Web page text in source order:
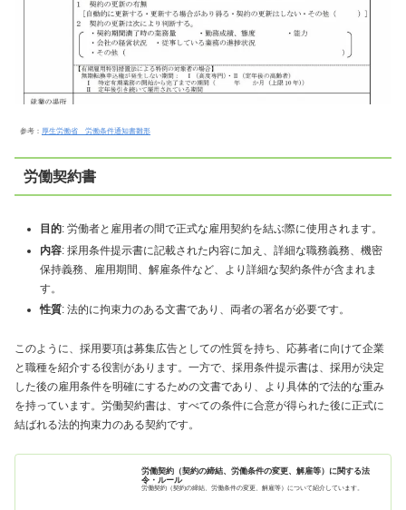
参考： 厚生労働省 労働条件通知書雛形
労働契約書
目的: 労働者と雇用者の間で正式な雇用契約を結ぶ際に使用されます。
内容: 採用条件提示書に記載された内容に加え、詳細な職務義務、機密
保持義務、雇用期間、解雇条件など、より詳細な契約条件が含まれま
す。
性質: 法的に拘束力のある文書であり、両者の署名が必要です。
このように、採用要項は募集広告としての性質を持ち、応募者に向けて企業
と職種を紹介する役割があります。一方で、採用条件提示書は、採用が決定
した後の雇用条件を明確にするための文書であり、より具体的で法的な重み
を持っています。労働契約書は、すべての条件に合意が得られた後に正式に
結ばれる法的拘束力のある契約です。
労働契約（契約の締結、労働条件の変更、解雇等）に関する法
令・ルール
労働契約（契約の締結、労働条件の変更、解雇等）について紹介しています。